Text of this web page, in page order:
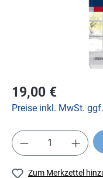
19,00 €
Preise inkl. MwSt.
Zum Merkzettel